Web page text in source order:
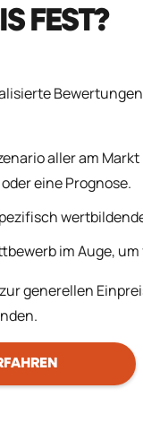
FEST?
aller am
eine Prognose.
im Auge,
generellen